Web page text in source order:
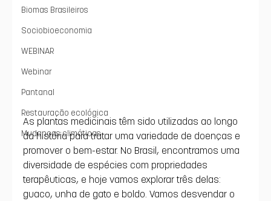
Biomas Brasileiros
Sociobioeconomia
WEBINAR
Webinar
Pantanal
Restauração ecológica
Mudanças climáticas
As plantas medicinais têm sido utilizadas ao longo
da história para tratar uma variedade de doenças e
promover o bem-estar. No Brasil, encontramos uma
diversidade de espécies com propriedades
terapêuticas, e hoje vamos explorar três delas:
guaco, unha de gato e boldo. Vamos desvendar o